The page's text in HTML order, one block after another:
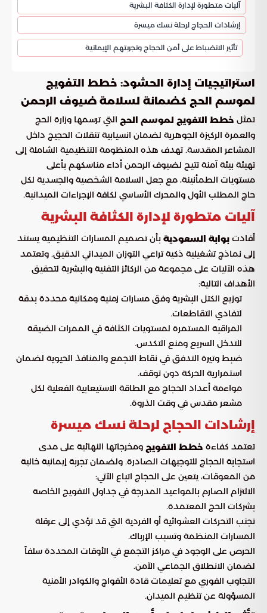
آليات متطورة لإدارة الكثافة البشرية
إرشادات الحجاج لرحلة نسك ميسرة
تأثير الانضباط على أمن الحجاج وتجربتهم الإيمانية
استراتيجيات إدارة الحشود: خطط التفويج
لموسم الحج كضمانة لسلامة ضيوف الرحمن
تمثل خطط التفويج لموسم الحج التي ترسمها وزارة الحج
والعمرة الركيزة الجوهرية لضمان انسيابية تنقلات الحجيج داخل
المشاعر المقدسة. تهدف هذه المنظومة التنظيمية الشاملة إلى
تهيئة بيئة آمنة تتيح لضيوف الرحمن أداء مناسكهم بأعلى
مستويات الطمأنينة، مع جعل السلامة الشخصية والجسدية لكل
حاج المطلب الأول والمحرك الأساسي لكافة الإجراءات الميدانية.
آليات متطورة لإدارة الكثافة البشرية
أفادت بوابة السعودية بأن تصميم المسارات التنظيمية يستند
إلى نماذج تشغيلية ذكية تراعي التوزان الميداني الدقيق. وتعتمد
هذه الآليات على مجموعة من الركائز التقنية والبشرية لتحقيق
الأهداف التالية:
توزيع الكتل البشرية وفق مسارات زمنية ومكانية محددة بدقة
لتفادي التقاطعات.
المراقبة المستمرة لمستويات الكثافة في الممرات الضيقة
للتدخل السريع ومنع التكدس.
ضبط وتيرة التدفق في نقاط التجمع والمنافذ الحيوية لضمان
استمرارية الحركة دون توقف.
مواءمة أعداد الحجاج مع الطاقة الاستيعابية الفعلية لكل
مشعر مقدس في وقت الذروة.
إرشادات الحجاج لرحلة نسك ميسرة
تعتمد كفاءة خطط التفويج ومخرجاتها النهائية على مدى
استجابة الحجاج للتوجيهات الصادرة. ولضمان تجربة إيمانية خالية
من المعوقات، يتعين على الحجاج اتباع الآتي:
الالتزام الصارم بالمواعيد المدرجة في جداول التفويج الخاصة
بشركات الحج المعتمدة.
تجنب التحركات العشوائية أو الفردية التي قد تؤدي إلى عرقلة
المسارات المنظمة وتسبب الإرباك.
الحرص على الوجود في مراكز التجمع في الأوقات المحددة سلفاً
لضمان الانطلاق الجماعي الآمن.
التجاوب الفوري مع تعليمات قادة الأفواج والكوادر الأمنية
المسؤولة عن تنظيم الميدان.